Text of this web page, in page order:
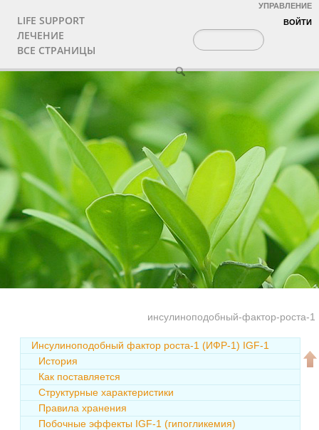
УПРАВЛЕНИЕ
ВОЙТИ
LIFE SUPPORT
ЛЕЧЕНИЕ
ВСЕ СТРАНИЦЫ
инсулиноподобный-фактор-роста-1
Инсулиноподобный фактор роста-1 (ИФР-1) IGF-1
История
Как поставляется
Структурные характеристики
Правила хранения
Побочные эффекты IGF-1 (гипогликемия)